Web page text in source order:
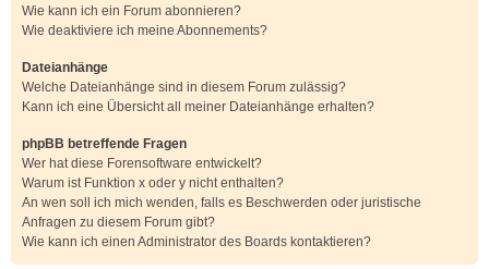
Wie kann ich ein Forum abonnieren?
Wie deaktiviere ich meine Abonnements?
Dateianhänge
Welche Dateianhänge sind in diesem Forum zulässig?
Kann ich eine Übersicht all meiner Dateianhänge erhalten?
phpBB betreffende Fragen
Wer hat diese Forensoftware entwickelt?
Warum ist Funktion x oder y nicht enthalten?
An wen soll ich mich wenden, falls es Beschwerden oder juristische
Anfragen zu diesem Forum gibt?
Wie kann ich einen Administrator des Boards kontaktieren?